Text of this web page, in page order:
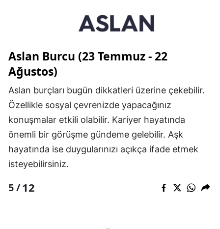
Aslan Burcu (23 Temmuz - 22
Ağustos)
Aslan burçları bugün dikkatleri üzerine çekebilir.
Özellikle sosyal çevrenizde yapacağınız
konuşmalar etkili olabilir. Kariyer hayatında
önemli bir görüşme gündeme gelebilir. Aşk
hayatında ise duygularınızı açıkça ifade etmek
isteyebilirsiniz.
5 /12